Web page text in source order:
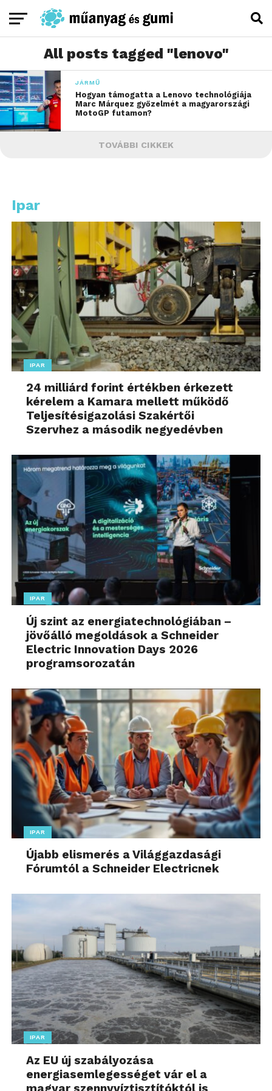
All posts tagged "lenovo"
JÁRMŰ
Hogyan támogatta a Lenovo technológiája
Marc Márquez győzelmét a magyarországi
MotoGP futamon?
TOVÁBBI CIKKEK
Ipar
IPAR
24 milliárd forint értékben érkezett
kérelem a Kamara mellett működő
Teljesítésigazolási Szakértői
Szervhez a második negyedévben
IPAR
Új szint az energiatechnológiában –
jövőálló megoldások a Schneider
Electric Innovation Days 2026
programsorozatán
IPAR
Újabb elismerés a Világgazdasági
Fórumtól a Schneider Electricnek
IPAR
Az EU új szabályozása
energiasemlegességet vár el a
magyar szennyvíztisztítóktól is